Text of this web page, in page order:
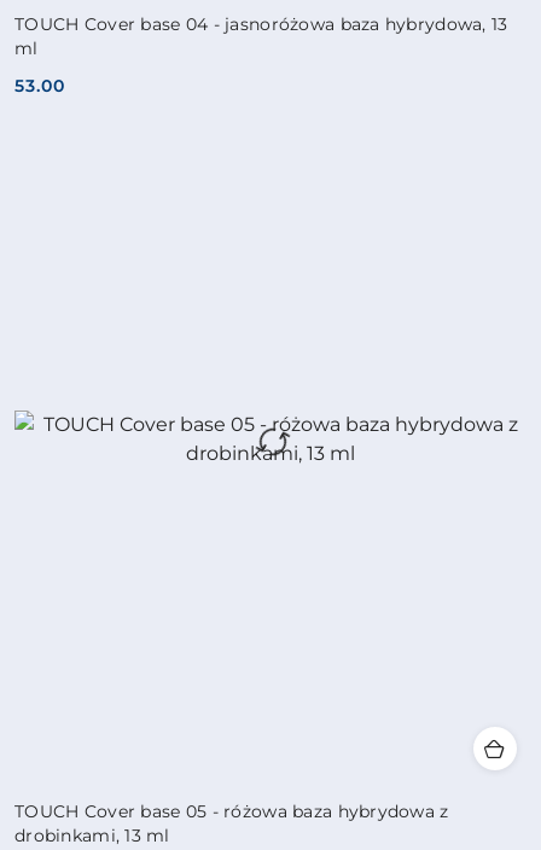
TOUCH Cover base 04 - jasnoróżowa baza hybrydowa, 13
ml
Cena:
53.00
TOUCH Cover base 05 - różowa baza hybrydowa z
drobinkami, 13 ml